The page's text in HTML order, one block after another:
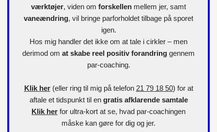
værktøjer, viden om forskellen mellem jer, samt
vaneændring, vil bringe parforholdet tilbage på sporet
igen.
Hos mig handler det ikke om at tale i cirkler – men
derimod om at skabe reel positiv forandring gennem
par-coaching.
Klik her(eller ring til mig på telefon 21 79 18 50) for at
aftale et tidspunkt til en gratis afklarende samtale
Klik her for ultra-kort at se, hvad par-coachingen
måske kan gøre for dig og jer.